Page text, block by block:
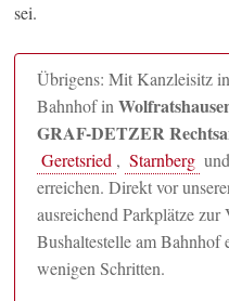
sei.
Übrigens: Mit Kanzleisitz
Bahnhof in
GRAF-DETZER
Geretsried , Starnberg
erreichen. Direkt vor
ausreichend Parkplätze
Bushaltestelle am Bahnhof
wenigen Schritten.